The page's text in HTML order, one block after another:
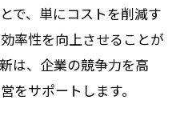
で、単にコストを削減す
率性を向上させることが
は、企業の競争力を高
をサポートします。